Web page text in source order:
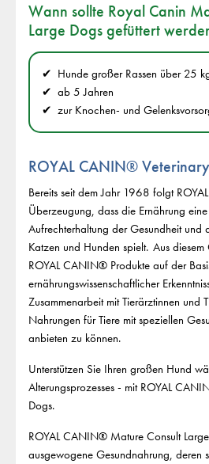
Wann sollte Royal Canin
Large Dogs gefüttert
Hunde großer Rassen über 25
ab 5 Jahren
zur Knochen- und
ROYAL CANIN®
Bereits seit dem Jahr 1968 folgt
Überzeugung, dass die Ernährung
Aufrechterhaltung der Gesundheit und
Katzen und Hunden spielt. Aus
ROYAL CANIN® Produkte auf der
ernährungswissenschaftlicher
Zusammenarbeit mit Tierärztinnen und
Nahrungen für Tiere mit speziellen
anbieten zu können.
Unterstützen Sie Ihren großen Hund
Alterungsprozesses - mit ROYAL
Dogs.
ROYAL CANIN® Mature Consult
ausgewogene Gesundnahrung, deren